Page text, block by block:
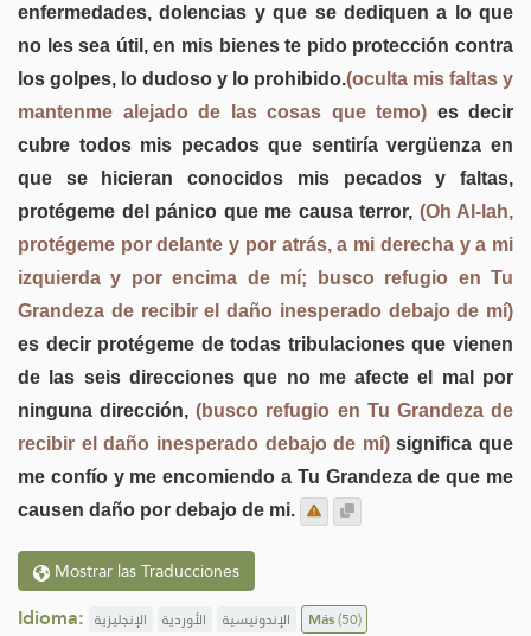
enfermedades, dolencias y que se dediquen a lo que
no les sea útil, en mis bienes te pido protección contra
los golpes, lo dudoso y lo prohibido.(oculta mis faltas y
mantenme alejado de las cosas que temo) es decir
cubre todos mis pecados que sentiría vergüenza en
que se hicieran conocidos mis pecados y faltas,
protégeme del pánico que me causa terror, (Oh Al-lah,
protégeme por delante y por atrás, a mi derecha y a mi
izquierda y por encima de mí; busco refugio en Tu
Grandeza de recibir el daño inesperado debajo de mí)
es decir protégeme de todas tribulaciones que vienen
de las seis direcciones que no me afecte el mal por
ninguna dirección,(busco refugio en Tu Grandeza de
recibir el daño inesperado debajo de mí)significa que
me confío y me encomiendo a Tu Grandeza de que me
causen daño por debajo de mi.
Mostrar las Traducciones
Idioma: الإنجليزية الأوردية الإندونيسية Más(50)